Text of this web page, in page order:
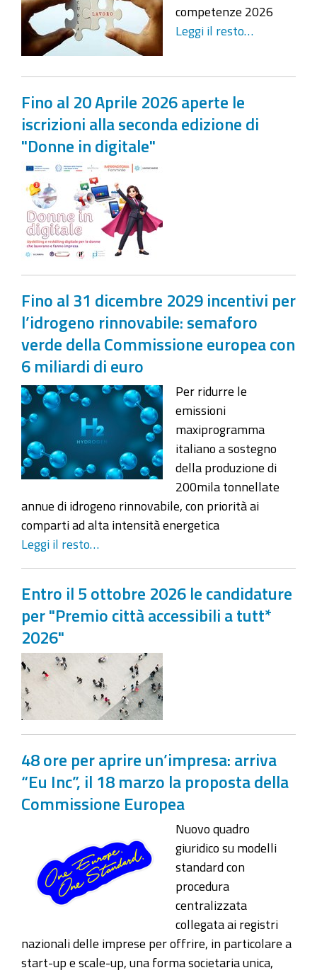
competenze 2026
Leggi il resto…
Fino al 20 Aprile 2026 aperte le
iscrizioni alla seconda edizione di
"Donne in digitale"
Fino al 31 dicembre 2029 incentivi per
l’idrogeno rinnovabile: semaforo
verde della Commissione europea con
6 miliardi di euro
Per ridurre le
emissioni
maxiprogramma
italiano a sostegno
della produzione di
200mila tonnellate
annue di idrogeno rinnovabile, con priorità ai
comparti ad alta intensità energetica
Leggi il resto…
Entro il 5 ottobre 2026 le candidature
per "Premio città accessibili a tutt*
2026"
48 ore per aprire un’impresa: arriva
“Eu Inc”, il 18 marzo la proposta della
Commissione Europea
Nuovo quadro
giuridico su modelli
standard con
procedura
centralizzata
collegata ai registri
nazionali delle imprese per offrire, in particolare a
start-up e scale-up, una forma societaria unica,